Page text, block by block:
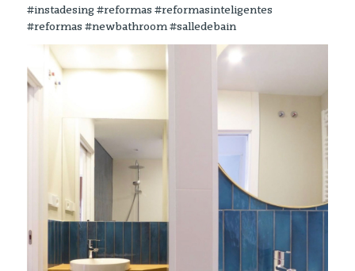
#instadesing #reformas #reformasinteligentes
#reformas #newbathroom #salledebain